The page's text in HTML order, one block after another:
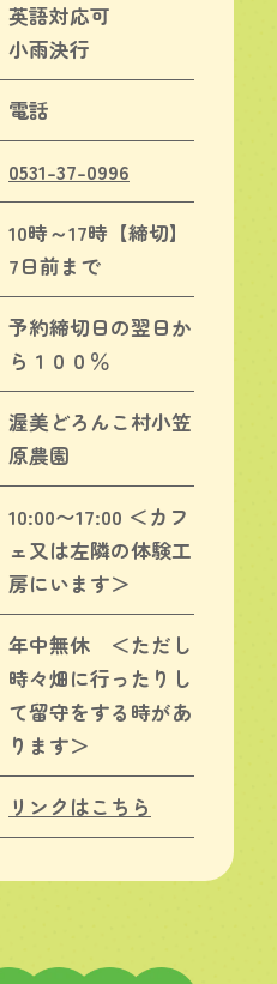
英語対応可
小雨決行
電話
0531-37-0996
10時～17時【締切】
7日前まで
予約締切日の翌日か
ら１００％
渥美どろんこ村小笠
原農園
10:00〜17:00 ＜カフ
ェ又は左隣の体験工
房にいます＞
年中無休 ＜ただし
時々畑に行ったりし
て留守をする時があ
ります＞
リンクはこちら